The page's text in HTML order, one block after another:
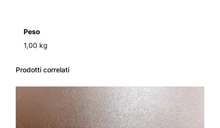
A
q
Peso
1,00 kg
Prodotti correlati